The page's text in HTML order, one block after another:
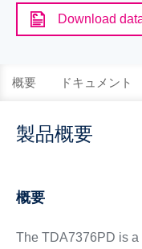
Download
概要 ドキュメント
製品概要
概要
The TDA7376PD is